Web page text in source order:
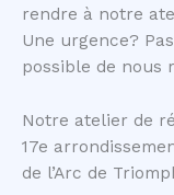
rendre à notre
Une urgence?
possible de nous
Notre atelier de
17e
de l’Arc de